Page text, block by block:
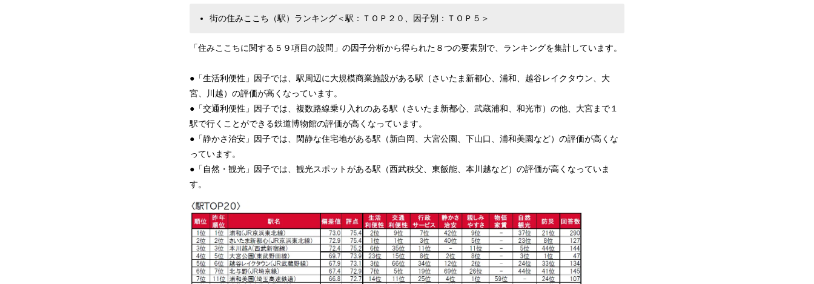
街の住みここち（駅）ランキング＜駅：ＴＯＰ２０、因子別：ＴＯＰ５＞
「住みここちに関する５９項目の設問」の因子分析から得られた８つの要素別で、ランキングを集計しています。
●「生活利便性」因子では、駅周辺に大規模商業施設がある駅（さいたま新都心、浦和、越谷レイクタウン、大
宮、川越）の評価が高くなっています。
●「交通利便性」因子では、複数路線乗り入れのある駅（さいたま新都心、武蔵浦和、和光市）の他、大宮まで１
駅で行くことができる鉄道博物館の評価が高くなっています。
●「静かさ治安」因子では、閑静な住宅地がある駅（新白岡、大宮公園、下山口、浦和美園など）の評価が高くな
っています。
●「自然・観光」因子では、観光スポットがある駅（西武秩父、東飯能、本川越など）の評価が高くなっていま
す。